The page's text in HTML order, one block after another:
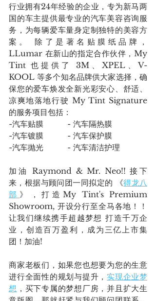
行业拥有24年经验的企业，专为新马两
国的车主提供最专业的汽车美容咨询服
务，为每辆爱车量身定制独特的美容方
案。 除了是著名贴膜纸品牌，
LLumar 在新山的指定合作伙伴，My
Tint 也提供了 3M、XPEL、V-
KOOL 等多个知名品牌供大家选择，确
保您的爱车焕发全新光彩安心、舒适、
凉爽地落地行驶 My Tint Signature
的服务项目包括：
-汽车贴膜 		- 汽车隔热膜
-汽车镀膜 		- 汽车保护膜
-汽车抛光 		- 汽车清洁护理
加油 Raymond & Mr. Neo!! 接下
来，根据与顾问团一同拟定的 《得龙八
部 》，打造My Tint's Premium
Showroom, 开设分行至全马各地！！
让我们继续携手超越梦想 打造千万企
业，创造百万盈利，成为三亿上市集
团！加油!
商家老板们，如果您也想要为您的生意
进行全面性的规划与提升， 实现企业梦
想 ，买下专属的梦想厂房，并且扩大生